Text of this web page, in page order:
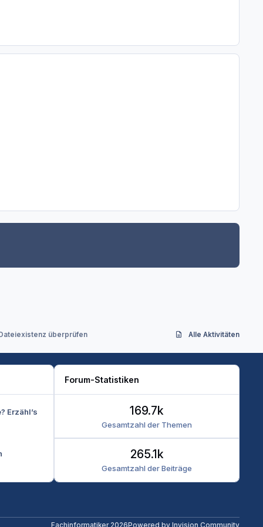
überprüfen Alle Aktivitäten
Erzähl’s
Forum-Statistiken
Gesamtzahl der Themen
169.7k
Gesamtzahl der Beiträge
265.1k
Fachinformatiker 2026Powered by Invision Community